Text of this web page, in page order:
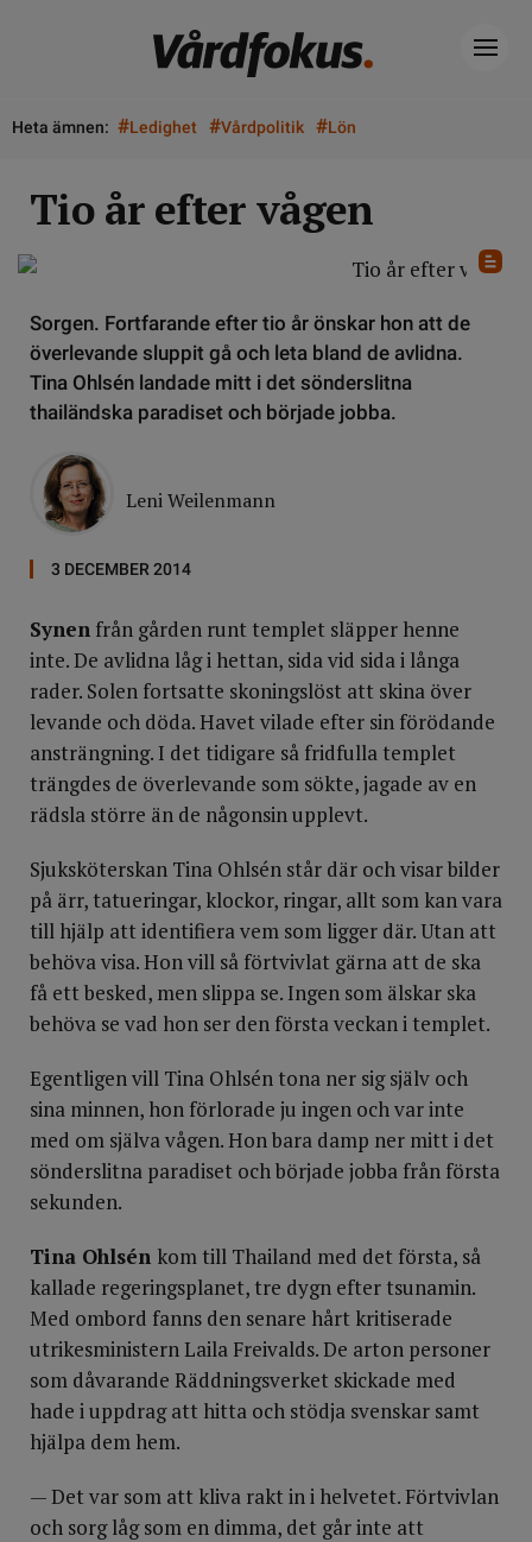
Heta ämnen: #Ledighet #Vårdpolitik #Lön
Tio år efter vågen
Sorgen. Fortfarande efter tio år önskar hon att de
överlevande sluppit gå och leta bland de avlidna.
Tina Ohlsén landade mitt i det sönderslitna
thailändska paradiset och började jobba.
Leni Weilenmann
3 DECEMBER 2014
Synen från gården runt templet släpper henne
inte. De avlidna låg i hettan, sida vid sida i långa
rader. Solen fortsatte skoningslöst att skina över
levande och döda. Havet vilade efter sin förödande
ansträngning. I det tidigare så fridfulla templet
trängdes de överlevande som sökte, jagade av en
rädsla större än de någonsin upplevt.
Sjuksköterskan Tina Ohlsén står där och visar bilder
på ärr, tatueringar, klockor, ringar, allt som kan vara
till hjälp att identifiera vem som ligger där. Utan att
behöva visa. Hon vill så förtvivlat gärna att de ska
få ett besked, men slippa se. Ingen som älskar ska
behöva se vad hon ser den första veckan i templet.
Egentligen vill Tina Ohlsén tona ner sig själv och
sina minnen, hon förlorade ju ingen och var inte
med om själva vågen. Hon bara damp ner mitt i det
sönderslitna paradiset och började jobba från första
sekunden.
Tina Ohlsén kom till Thailand med det första, så
kallade regeringsplanet, tre dygn efter tsunamin.
Med ombord fanns den senare hårt kritiserade
utrikesministern Laila Freivalds. De arton personer
som dåvarande Räddningsverket skickade med
hade i uppdrag att hitta och stödja svenskar samt
hjälpa dem hem.
— Det var som att kliva rakt in i helvetet. Förtvivlan
och sorg låg som en dimma, det går inte att